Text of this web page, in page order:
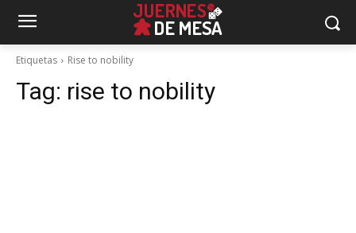
Etiquetas Rise to nobility
Tag: rise to nobility